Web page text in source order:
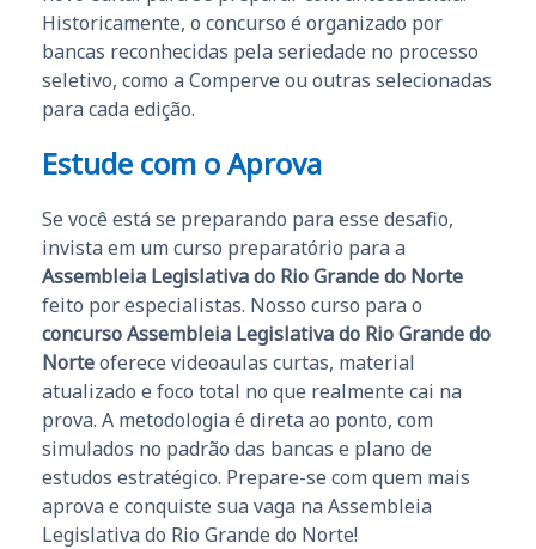
Historicamente, o concurso é organizado por
bancas reconhecidas pela seriedade no processo
seletivo, como a Comperve ou outras selecionadas
para cada edição.
Estude com o Aprova
Se você está se preparando para esse desafio,
invista em um curso preparatório para a
Assembleia Legislativa do Rio Grande do Norte
feito por especialistas. Nosso curso para o
concurso Assembleia Legislativa do Rio Grande do
Norteoferece videoaulas curtas, material
atualizado e foco total no que realmente cai na
prova. A metodologia é direta ao ponto, com
simulados no padrão das bancas e plano de
estudos estratégico. Prepare-se com quem mais
aprova e conquiste sua vaga na Assembleia
Legislativa do Rio Grande do Norte!